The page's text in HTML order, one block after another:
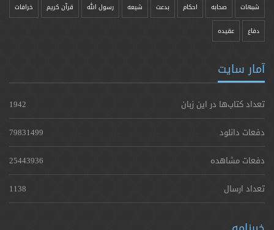
شبهات صحابه احکام بدعت شیعه رسول الله قرآن کریم خرافات
دفاع عقیده
آمار سایت
تعداد کتاب‌ها در این زبان
1942
دفعات دانلود
79831499
دفعات مشاهده
25443936
تعداد ارسال
1138